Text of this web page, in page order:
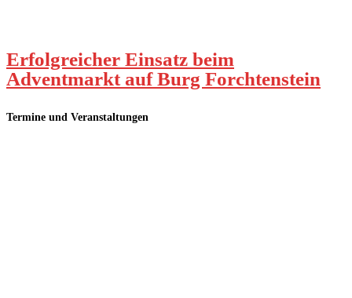
Erfolgreicher Einsatz beim
Adventmarkt auf Burg Forchtenstein
Termine und Veranstaltungen